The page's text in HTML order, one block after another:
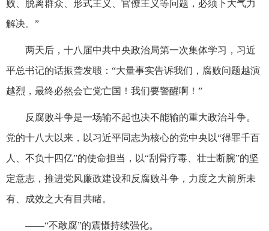
败、脱离群众、形式主义、官僚主义等问题，必须下大气力
解决。”
两天后，十八届中共中央政治局第一次集体学习，习近
平总书记的话振聋发聩：“大量事实告诉我们，腐败问题越演
越烈，最终必然会亡党亡国！我们要警醒啊！”
反腐败斗争是一场输不起也决不能输的重大政治斗争。
党的十八大以来，以习近平同志为核心的党中央以“得罪千百
人、不负十四亿”的使命担当，以“刮骨疗毒、壮士断腕”的坚
定意志，推进党风廉政建设和反腐败斗争，力度之大前所未
有、成效之大有目共睹。
——“不敢腐”的震慑持续强化。